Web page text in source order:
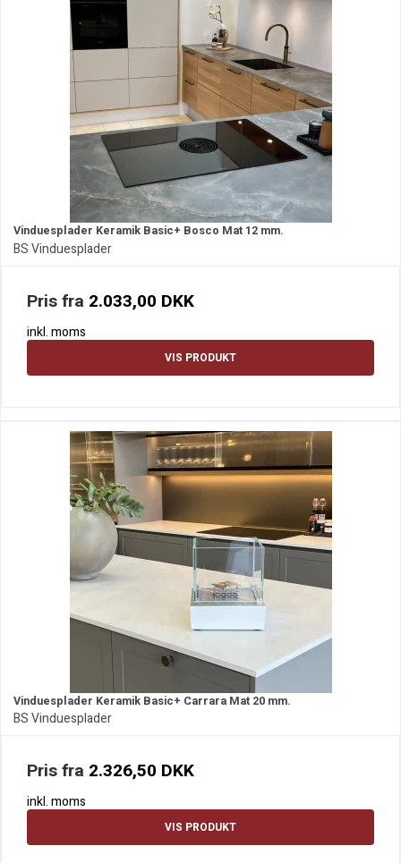
Vinduesplader Keramik Basic+ Bosco Mat 12 mm.
BS Vinduesplader
Pris fra 2.033,00 DKK
inkl. moms
VIS PRODUKT
Vinduesplader Keramik Basic+ Carrara Mat 20 mm.
BS Vinduesplader
Pris fra 2.326,50 DKK
inkl. moms
VIS PRODUKT